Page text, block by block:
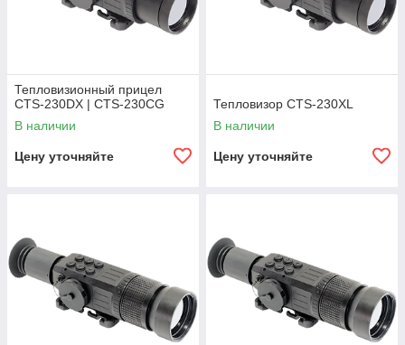
Тепловизионный прицел
CTS-230DX | CTS-230CG
В наличии
Цену уточняйте
Тепловизор CTS-230XL
В наличии
Цену уточняйте